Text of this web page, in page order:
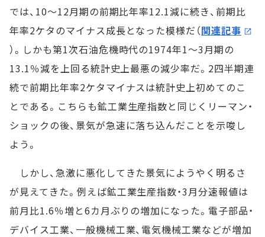
では、10～12月期の前期比年率12.1減に続き、前期比
年率2ケタのマイナス成長となった模様だ（関連記事
）。しかも第1次石油危機時代の1974年1～3月期の
13.1％減を上回る統計史上最悪の減少率だ。2四半期連
続で前期比年率2ケタマイナスは統計史上初めてのこ
とである。こちらも鉱工業生産指数と同じくリーマン・
ショックの後、景気が急速に落ち込んだことを示唆し
よう。
しかし、急激に悪化してきた景気にようやく明るさ
が見えてきた。例えば鉱工業生産指数・3月分速報値は
前月比1.6％増と6カ月ぶりの増加になった。電子部品・
デバイス工業、一般機械工業、電気機械工業などが増加